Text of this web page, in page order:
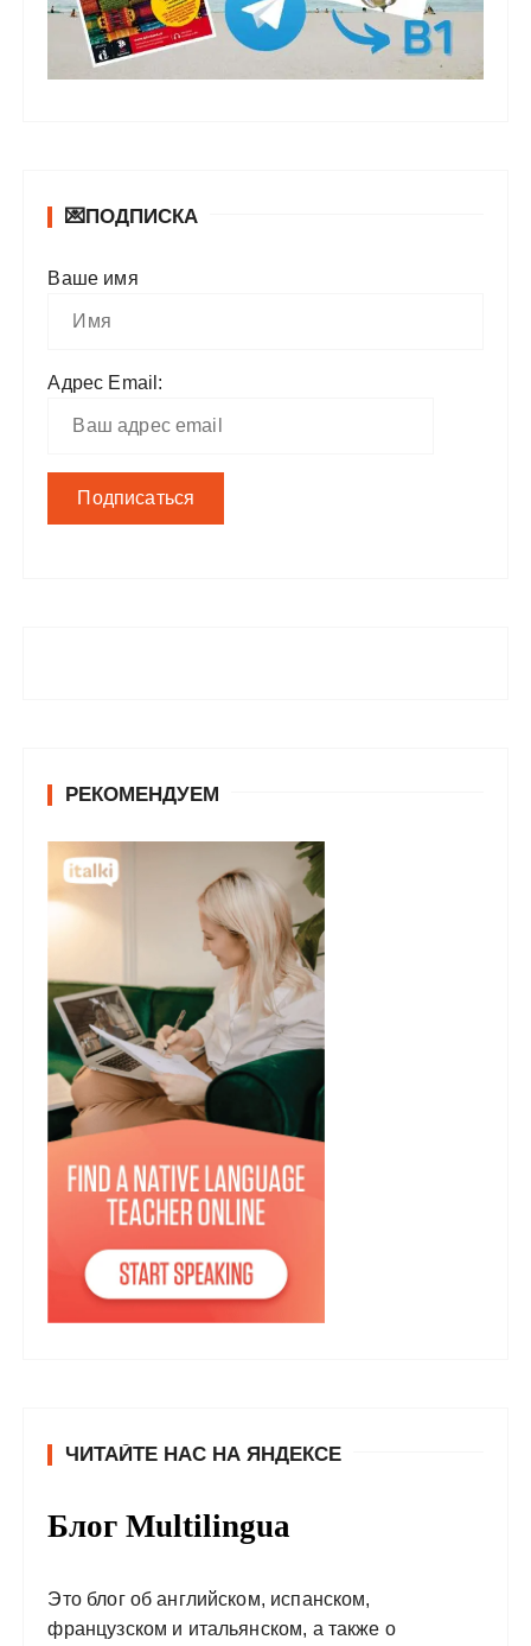
💌ПОДПИСКА
Ваше имя
Адрес Email:
РЕКОМЕНДУЕМ
ЧИТАЙТЕ НАС НА ЯНДЕКСЕ
Блог Multilingua
Это блог об английском, испанском,
французском и итальянском, а также о